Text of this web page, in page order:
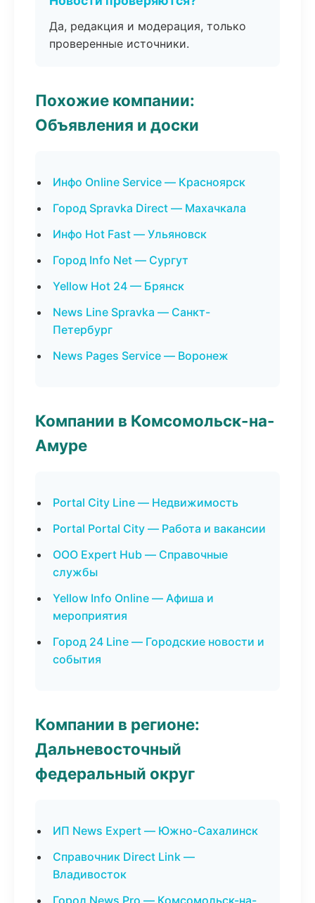
Да, редакция и модерация, только
проверенные источники.
Похожие компании:
Объявления и доски
Инфо Online Service — Красноярск
Город Spravka Direct — Махачкала
Инфо Hot Fast — Ульяновск
Город Info Net — Сургут
Yellow Hot 24 — Брянск
News Line Spravka — Санкт-
Петербург
News Pages Service — Воронеж
Компании в Комсомольск-на-
Амуре
Portal City Line — Недвижимость
Portal Portal City — Работа и вакансии
ООО Expert Hub — Справочные
службы
Yellow Info Online — Афиша и
мероприятия
Город 24 Line — Городские новости и
события
Компании в регионе:
Дальневосточный
федеральный округ
ИП News Expert — Южно-Сахалинск
Справочник Direct Link —
Владивосток
Город News Pro — Комсомольск-на-